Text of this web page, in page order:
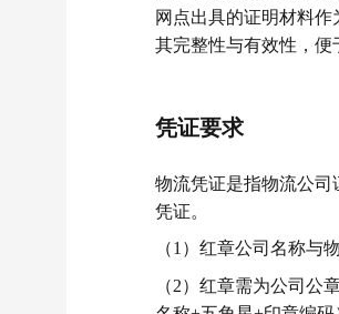
网点出具的证明材料
其完整性与有效性，便
凭证要求
物流凭证是指物流公
凭证。
（1）红章公司名称与
（2）红章需为公司公